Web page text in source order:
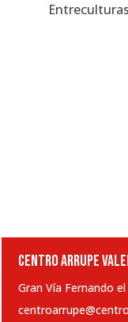
CENTRO ARRUPE
Gran Vía Fernando